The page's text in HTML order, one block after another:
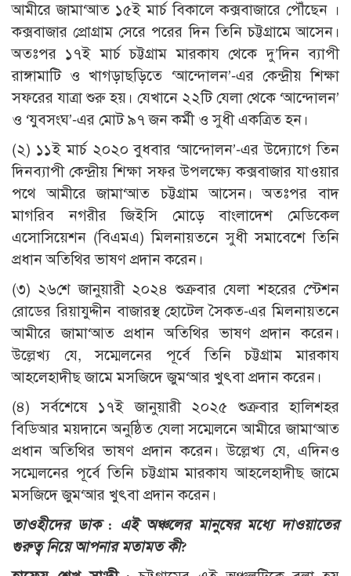
আমীরে জামা‘আত ১৫ই মার্চ বিকালে কক্সবাজারে পৌঁছেন ।
কক্সবাজার প্রোগ্রাম সেরে পরের দিন তিনি চট্টগ্রামে আসেন।
অতঃপর ১৭ই মার্চ চট্টগ্রাম মারকায থেকে দু’দিন ব্যাপী
রাঙ্গামাটি ও খাগড়াছড়িতে ‘আন্দোলন’-এর কেন্দ্রীয় শিক্ষা
সফরের যাত্রা শুরু হয়। যেখানে ২২টি যেলা থেকে ‘আন্দোলন’
ও ‘যুবসংঘ’-এর মোট ৯৭ জন কর্মী ও সুধী একত্রিত হন।
(২) ১১ই মার্চ ২০২০ বুধবার ‘আন্দোলন’-এর উদ্যোগে তিন
দিনব্যাপী কেন্দ্রীয় শিক্ষা সফর উপলক্ষ্যে কক্সবাজার যাওয়ার
পথে আমীরে জামা‘আত চট্টগ্রাম আসেন। অতঃপর বাদ
মাগরিব নগরীর জিইসি মোড়ে বাংলাদেশ মেডিকেল
এসোসিয়েশন (বিএমএ) মিলনায়তনে সুধী সমাবেশে তিনি
প্রধান অতিথির ভাষণ প্রদান করেন।
(৩) ২৬শে জানুয়ারী ২০২৪ শুক্রবার যেলা শহরের স্টেশন
রোডের রিয়াযুদ্দীন বাজারস্থ হোটেল সৈকত-এর মিলনায়তনে
আমীরে জামা‘আত প্রধান অতিথির ভাষণ প্রদান করেন।
উল্লেখ্য যে, সম্মেলনের পূর্বে তিনি চট্টগ্রাম মারকায
আহলেহাদীছ জামে মসজিদে জুম‘আর খুৎবা প্রদান করেন।
(৪) সর্বশেষে ১৭ই জানুয়ারী ২০২৫ শুক্রবার হালিশহর
বিডিআর ময়দানে অনুষ্ঠিত যেলা সম্মেলনে আমীরে জামা‘আত
প্রধান অতিথির ভাষণ প্রদান করেন। উল্লেখ্য যে, এদিনও
সম্মেলনের পূর্বে তিনি চট্টগ্রাম মারকায আহলেহাদীছ জামে
মসজিদে জুম‘আর খুৎবা প্রদান করেন।
তাওহীদের ডাক : এই অঞ্চলের মানুষের মধ্যে দাওয়াতের
গুরুত্ব নিয়ে আপনার মতামত কী?